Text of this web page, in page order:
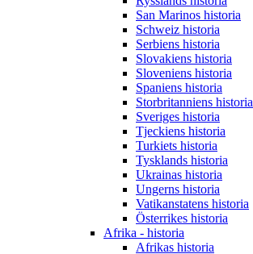
San Marinos historia
Schweiz historia
Serbiens historia
Slovakiens historia
Sloveniens historia
Spaniens historia
Storbritanniens historia
Sveriges historia
Tjeckiens historia
Turkiets historia
Tysklands historia
Ukrainas historia
Ungerns historia
Vatikanstatens historia
Österrikes historia
Afrika - historia
Afrikas historia